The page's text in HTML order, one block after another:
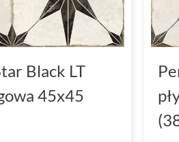
Black LT
45x45